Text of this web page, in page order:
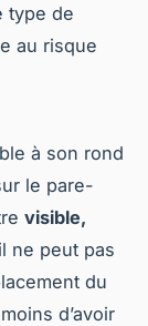
type de
au risque
à son rond
le pare-
visible,
ne peut pas
du
d’avoir